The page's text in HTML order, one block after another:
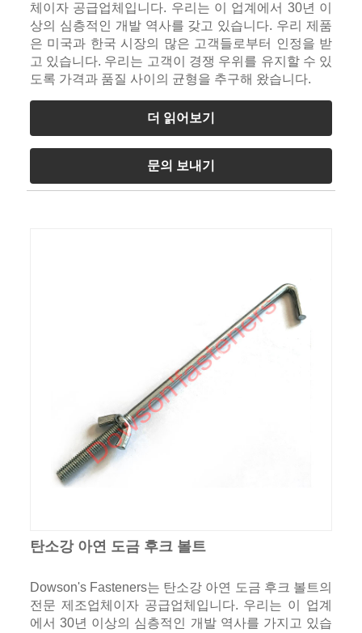
체이자 공급업체입니다. 우리는 이 업계에서 30년 이
상의 심층적인 개발 역사를 갖고 있습니다. 우리 제품
은 미국과 한국 시장의 많은 고객들로부터 인정을 받
고 있습니다. 우리는 고객이 경쟁 우위를 유지할 수 있
도록 가격과 품질 사이의 균형을 추구해 왔습니다.
더 읽어보기
문의 보내기
탄소강 아연 도금 후크 볼트
Dowson's Fasteners는 탄소강 아연 도금 후크 볼트의
전문 제조업체이자 공급업체입니다. 우리는 이 업계
에서 30년 이상의 심층적인 개발 역사를 가지고 있습